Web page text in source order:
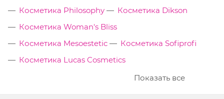
Косметика Philosophy
Косметика Dikson
Косметика Woman's Bliss
Косметика Mesoestetic
Косметика Sofiprofi
Косметика Lucas Cosmetics
Показать все